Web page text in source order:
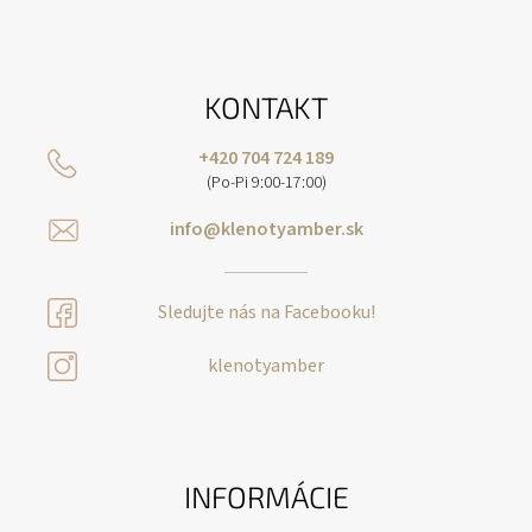
KONTAKT
+420 704 724 189
(Po-Pi 9:00-17:00)
info@klenotyamber.sk
Sledujte nás na Facebooku!
klenotyamber
INFORMÁCIE